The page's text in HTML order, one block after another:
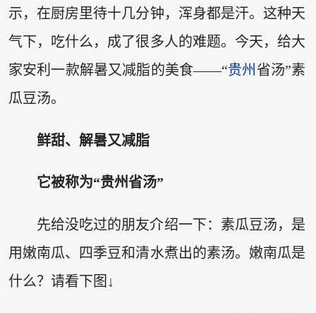
示，在厨房里待十几分钟，浑身都是汗。这种天
气下，吃什么，成了很多人的难题。今天，给大
家安利一款解暑又减脂的美食——“贵州 省汤”素
瓜豆汤。
鲜甜、解暑又减脂
它被称为“贵州省汤”
先给没吃过的朋友介绍一下：素瓜豆汤，是
用嫩南瓜、四季豆和清水煮出的素汤。嫩南瓜是
什么？请看下图↓